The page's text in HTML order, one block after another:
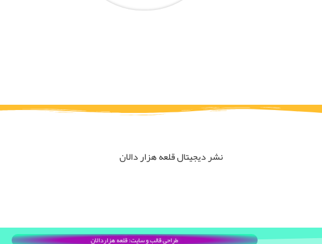
نشر دیجیتال قلعه هزار دالان
طراحی قالب و سایت: قلعه هزاردالان